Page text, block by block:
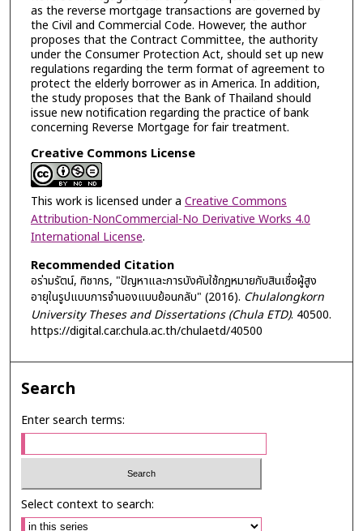
as the reverse mortgage transactions are governed by
the Civil and Commercial Code. However, the author
proposes that the Contract Committee, the authority
under the Consumer Protection Act, should set up new
regulations regarding the term format of agreement to
protect the elderly borrower as in America. In addition,
the study proposes that the Bank of Thailand should
issue new notification regarding the practice of bank
concerning Reverse Mortgage for fair treatment.
Creative Commons License
This work is licensed under a Creative Commons
Attribution-NonCommercial-No Derivative Works 4.0
International License.
Recommended Citation
อร่ามรัตน์, ทิชากร, "ปัญหาและการบังคับใช้กฎหมายกับสินเชื่อผู้สูง
อายุในรูปแบบการจำนองแบบย้อนกลับ" (2016). Chulalongkorn
University Theses and Dissertations (Chula ETD). 40500.
https://digital.car.chula.ac.th/chulaetd/40500
Search
Enter search terms:
Select context to search: